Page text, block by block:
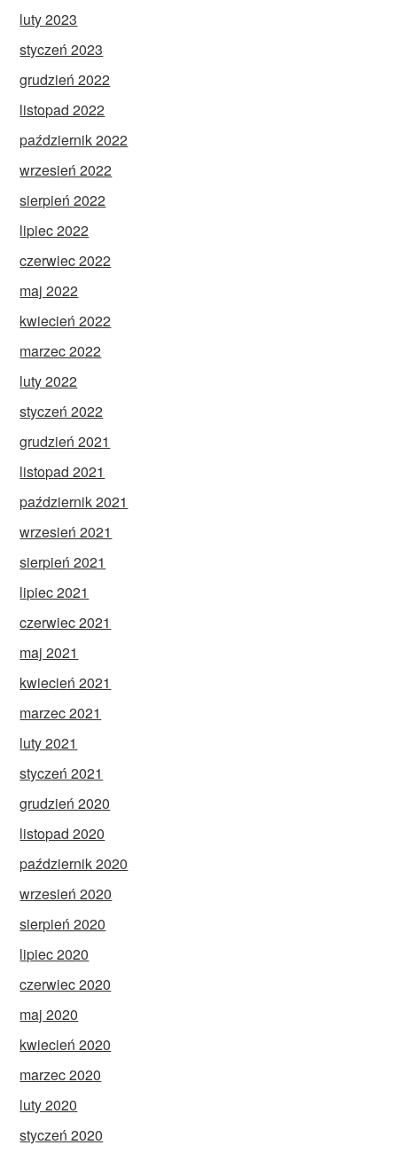
luty 2023
styczeń 2023
grudzień 2022
listopad 2022
październik 2022
wrzesień 2022
sierpień 2022
lipiec 2022
czerwiec 2022
maj 2022
kwiecień 2022
marzec 2022
luty 2022
styczeń 2022
grudzień 2021
listopad 2021
październik 2021
wrzesień 2021
sierpień 2021
lipiec 2021
czerwiec 2021
maj 2021
kwiecień 2021
marzec 2021
luty 2021
styczeń 2021
grudzień 2020
listopad 2020
październik 2020
wrzesień 2020
sierpień 2020
lipiec 2020
czerwiec 2020
maj 2020
kwiecień 2020
marzec 2020
luty 2020
styczeń 2020